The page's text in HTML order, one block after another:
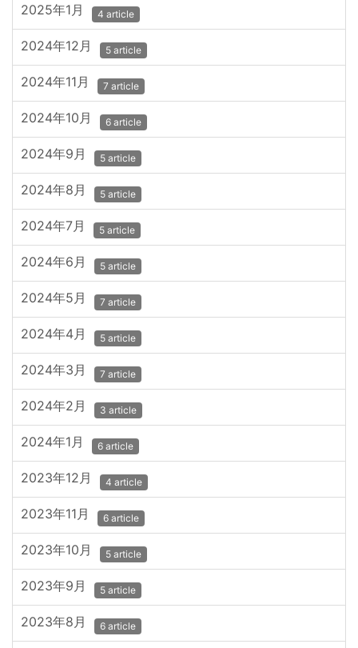
2025年1月 4 article
2024年12月 5 article
2024年11月 7 article
2024年10月 6 article
2024年9月 5 article
2024年8月 5 article
2024年7月 5 article
2024年6月 5 article
2024年5月 7 article
2024年4月 5 article
2024年3月 7 article
2024年2月 3 article
2024年1月 6 article
2023年12月 4 article
2023年11月 6 article
2023年10月 5 article
2023年9月 5 article
2023年8月 6 article